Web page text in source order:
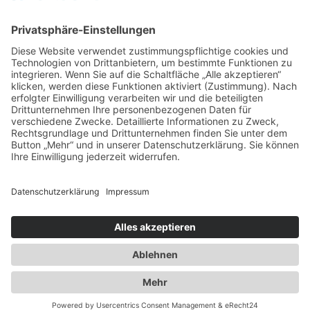
Erweiterung der Lagerfläche auf knapp
18000 qm
2018
Implementierung eines
Workflowmanagement Systems
2019
Umrüstung der kompletten Lager &
Bürofläche auf LED Beleuchtung
Corona – Wir sind Ihr verlässlicher Partner
auch in dieser Zeit
2021
Brexit vollzogen – Wir bieten das Zoll
Komplettpaket
2022
Erweiterung der Lagerkapazität auf